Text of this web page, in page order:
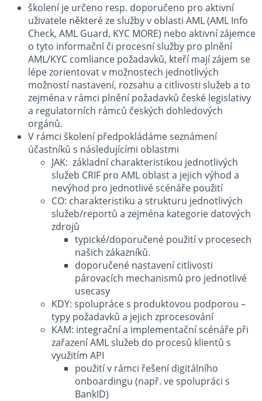
školení je určeno resp. doporučeno pro aktivní
uživatele některé ze služby v oblasti AML (AML Info
Check, AML Guard, KYC MORE) nebo aktivní zájemce
o tyto informační či procesní služby pro plnění
AML/KYC comliance požadavků, kteří mají zájem se
lépe zorientovat v možnostech jednotlivých
možností nastavení, rozsahu a citlivosti služeb a to
zejména v rámci plnění požadavků české legislativy
a regulatorních rámců českých dohledových
orgánů.
V rámci školení předpokládáme seznámení
účastníků s následujícími oblastmi
JAK: základní charakteristikou jednotlivých
služeb CRIF pro AML oblast a jejich výhod a
nevýhod pro jednotlivé scénáře použití
CO: charakteristiku a strukturu jednotlivých
služeb/reportů a zejména kategorie datových
zdrojů
typické/doporučené použití v procesech
našich zákazníků.
doporučené nastavení citlivosti
párovacích mechanismů pro jednotlivé
usecasy
KDY: spolupráce s produktovou podporou –
typy požadavků a jejich zprocesování
KAM: integrační a implementační scénáře při
zařazení AML služeb do procesů klientů s
využitím API
použití v rámci řešení digitálního
onboardingu (např. ve spolupráci s
BankID)